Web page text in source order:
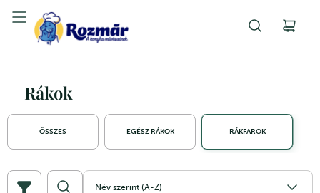
Rákok
ÖSSZES EGÉSZ RÁKOK RÁKFAROK
Név szerint (A-Z)